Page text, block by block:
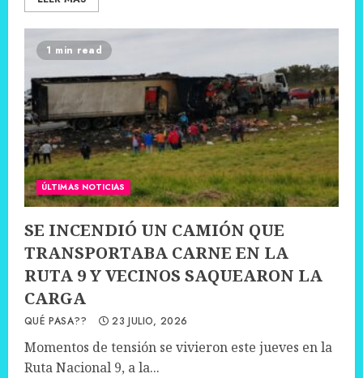
1 min read
ÚLTIMAS NOTICIAS
SE INCENDIÓ UN CAMIÓN QUE
TRANSPORTABA CARNE EN LA
RUTA 9 Y VECINOS SAQUEARON LA
CARGA
QUÉ PASA?? 23 JULIO, 2026
Momentos de tensión se vivieron este jueves en la
Ruta Nacional 9, a la...